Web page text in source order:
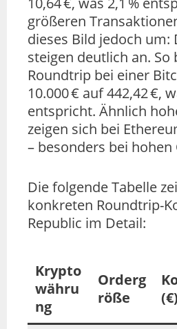
größeren
dieses Bild jedoch um:
steigen deutlich an.
Roundtrip bei einer
10.000 € auf 442,42 €,
entspricht. Ähnlich
zeigen sich bei
– besonders bei
Die folgende Tabelle
konkreten Roundtrip-
Republic im Detail:
Krypto
währu
ng
Orderg
röße
(€)